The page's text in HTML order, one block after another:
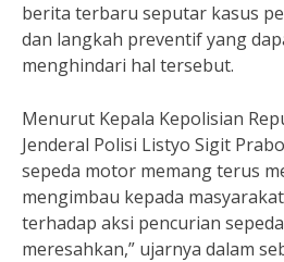
berita terbaru seputar kasus
dan langkah preventif yang
menghindari hal tersebut.
Menurut Kepala Kepolisian
Jenderal Polisi Listyo Sigit
sepeda motor memang terus
mengimbau kepada
terhadap aksi pencurian
meresahkan,” ujarnya dalam